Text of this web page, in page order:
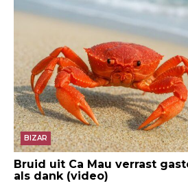
BIZAR
Bruid uit Ca Mau verrast
als dank (video)